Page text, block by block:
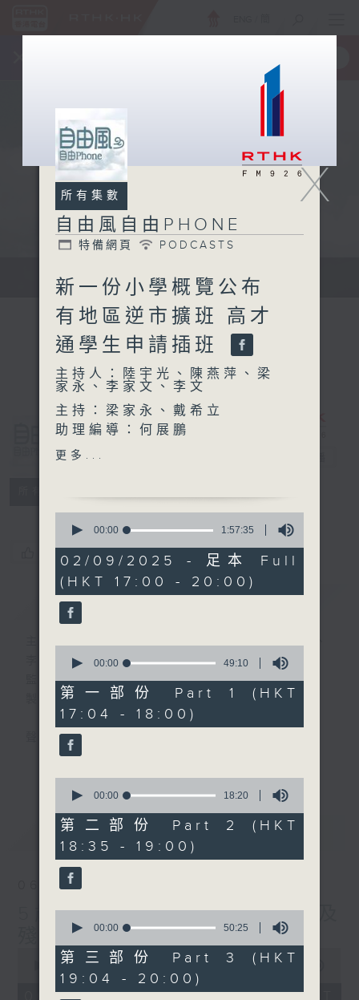
聲音更立體 意見更多元
自由風自由
PHONE
您喜歡這個節目嗎?
簡介 GIST
監製：蕭洛汶
製作：香港電台公共事務組
聲音更立體 意見更多元
1872311 始終如一
香港電台公共事務組
讚好Like「RTHK 香港電台公共事務組
Facebook專頁
最新 LATEST
06/08/2026
5歲男童被虐致死 母親誤殺及
殘酷對待兒童罪成判囚22年
seconds
00:00 48:53
06/08/2026 - 足本 Full (HKT
X
所有集數
自由風自由PHONE
特備網頁 PODCASTS
新一份小學概覽公布
有地區逆市擴班 高才
通學生申請插班
主持人：陸宇光、陳燕萍、梁
家永、李家文、李文
主持：梁家永、戴希立
助理編導：何展鵬
高級編導：李以莊
更多...
seconds
1
hour,
57
minutes,
35
seconds
00:00 1:57:35
02/09/2025 - 足本 Full
(HKT 17:00 - 20:00)
seconds
49
minutes,
10
seconds
00:00 49:10
第一部份 Part 1 (HKT
17:04 - 18:00)
seconds
18
minutes,
20
seconds
00:00 18:20
第二部份 Part 2 (HKT
18:35 - 19:00)
seconds
50
minutes,
25
seconds
00:00 50:25
第三部份 Part 3 (HKT
19:04 - 20:00)